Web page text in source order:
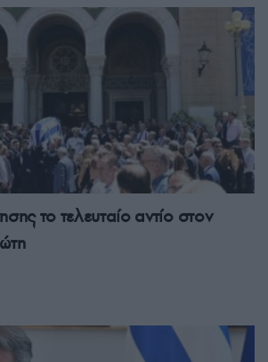
το τελευταίο αντίο στον